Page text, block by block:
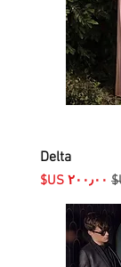
Delta
سعر البيع